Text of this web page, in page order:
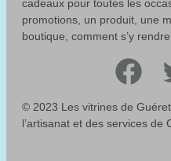
cadeaux pour toutes les
promotions, un produit, une
boutique, comment s’y
Facebook Twitter
© 2023 Les vitrines de
l’artisanat et des services de